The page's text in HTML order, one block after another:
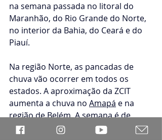
na semana passada no litoral do
Maranhão, do Rio Grande do Norte,
no interior da Bahia, do Ceará e do
Piauí.
Na região Norte, as pancadas de
chuva vão ocorrer em todos os
estados. A aproximação da ZCIT
aumenta a chuva no Amapá e na
região de Belém. A semana é de
atenção especial para chuva